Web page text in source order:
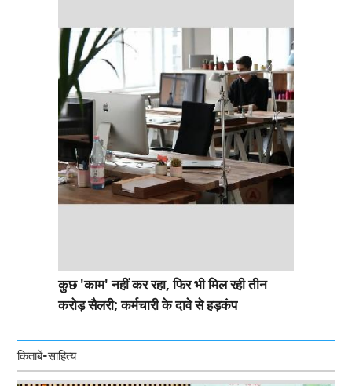
कुछ 'काम' नहीं कर रहा, फिर भी मिल रही तीन
करोड़ सैलरी; कर्मचारी के दावे से हड़कंप
किताबें-साहित्य